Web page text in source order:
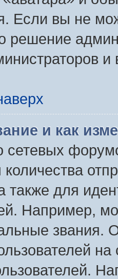
Если вы не
решение
и
и как
сетевых
также для
Например,
звания.